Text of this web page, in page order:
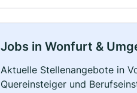
Jobs in Wonfurt &
Aktuelle Stellenangebote in
Quereinsteiger und